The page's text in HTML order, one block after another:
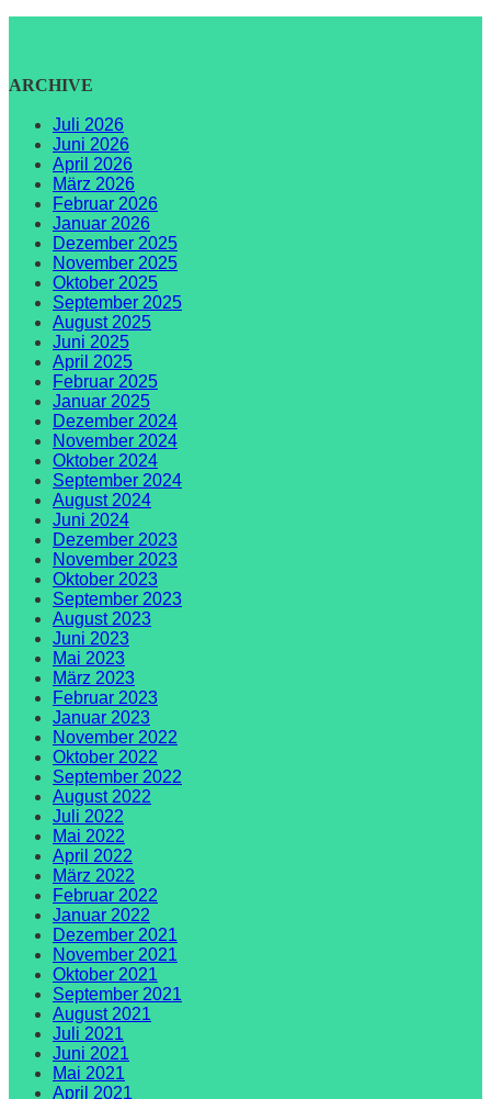
ARCHIVE
Juli 2026
Juni 2026
April 2026
März 2026
Februar 2026
Januar 2026
Dezember 2025
November 2025
Oktober 2025
September 2025
August 2025
Juni 2025
April 2025
Februar 2025
Januar 2025
Dezember 2024
November 2024
Oktober 2024
September 2024
August 2024
Juni 2024
Dezember 2023
November 2023
Oktober 2023
September 2023
August 2023
Juni 2023
Mai 2023
März 2023
Februar 2023
Januar 2023
November 2022
Oktober 2022
September 2022
August 2022
Juli 2022
Mai 2022
April 2022
März 2022
Februar 2022
Januar 2022
Dezember 2021
November 2021
Oktober 2021
September 2021
August 2021
Juli 2021
Juni 2021
Mai 2021
April 2021